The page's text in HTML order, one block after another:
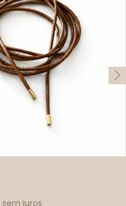
sem juros